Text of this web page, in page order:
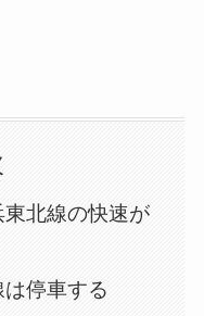
北線の快速が
停車する